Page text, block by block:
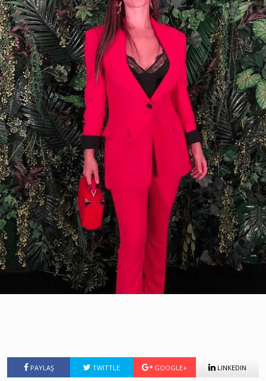
PAYLAŞ TWITTLE GOOGLE+ LINKEDIN